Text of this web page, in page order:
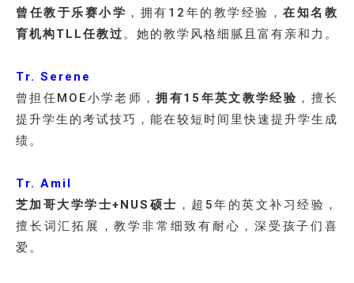
曾任教于乐赛小学 ，拥有12年的教学经验，在知名教
育机构TLL任教过。她的教学风格细腻且富有亲和力。
Tr. Serene
曾担任MOE小学老师，拥有15年英文教学经验 ，擅长
提升学生的考试技巧，能在较短时间里快速提升学生成
绩。
Tr. Amil
芝加哥大学学士+NUS硕士 ，超5年的英文补习经验，
擅长词汇拓展，教学非常细致有耐心，深受孩子们喜
爱。